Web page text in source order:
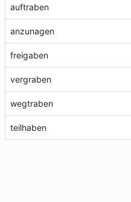
auftraben
anzunagen
freigaben
vergraben
wegtraben
teilhaben